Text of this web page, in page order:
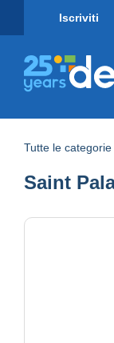
Iscriviti
Tutte le categorie
Saint